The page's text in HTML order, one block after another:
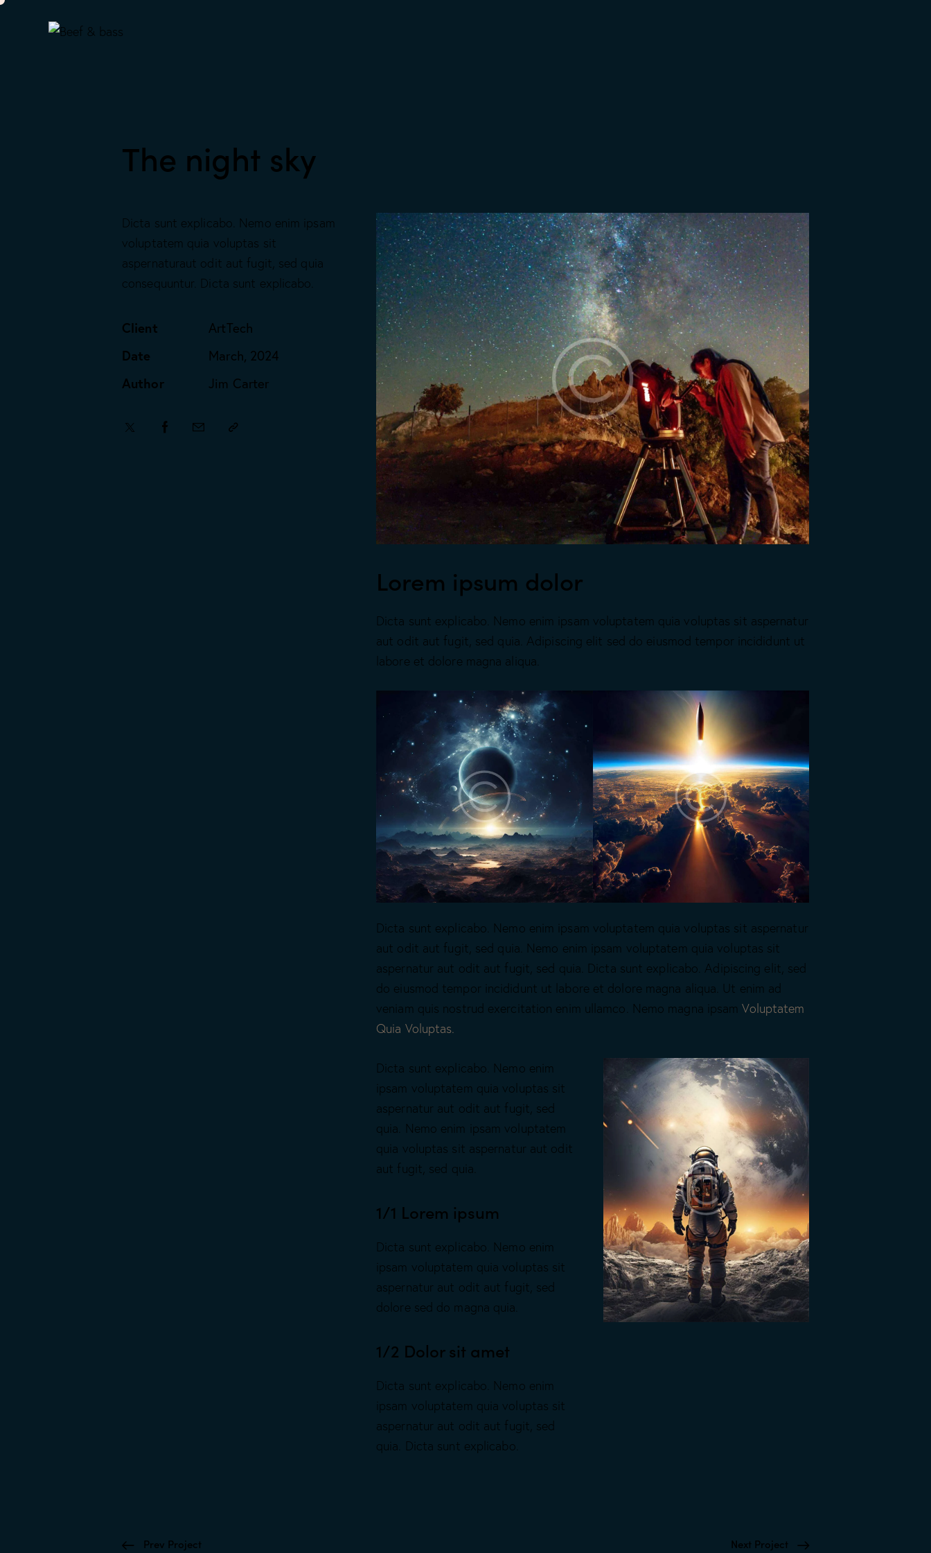
The night sky
Dicta sunt explicabo. Nemo enim ipsam
voluptatem quia voluptas sit
aspernaturaut odit aut fugit, sed quia
consequuntur. Dicta sunt explicabo.
Client
ArtTech
Date
March, 2024
Author
Jim Carter
Lorem ipsum dolor
Dicta sunt explicabo. Nemo enim ipsam voluptatem quia voluptas sit aspernatur
aut odit aut fugit, sed quia. Adipiscing elit sed do eiusmod tempor incididunt ut
labore et dolore magna aliqua.
Dicta sunt explicabo. Nemo enim ipsam voluptatem quia voluptas sit aspernatur
aut odit aut fugit, sed quia. Nemo enim ipsam voluptatem quia voluptas sit
aspernatur aut odit aut fugit, sed quia. Dicta sunt explicabo. Adipiscing elit, sed
do eiusmod tempor incididunt ut labore et dolore magna aliqua. Ut enim ad
veniam quis nostrud exercitation enim ullamco. Nemo magna ipsamVoluptatem
Quia Voluptas.
Dicta sunt explicabo. Nemo enim
ipsam voluptatem quia voluptas sit
aspernatur aut odit aut fugit, sed
quia. Nemo enim ipsam voluptatem
quia voluptas sit aspernatur aut odit
aut fugit, sed quia.
1/1 Lorem ipsum
Dicta sunt explicabo. Nemo enim
ipsam voluptatem quia voluptas sit
aspernatur aut odit aut fugit, sed
dolore sed do magna quia.
1/2 Dolor sit amet
Dicta sunt explicabo. Nemo enim
ipsam voluptatem quia voluptas sit
aspernatur aut odit aut fugit, sed
quia. Dicta sunt explicabo.
Prev Project Next Project